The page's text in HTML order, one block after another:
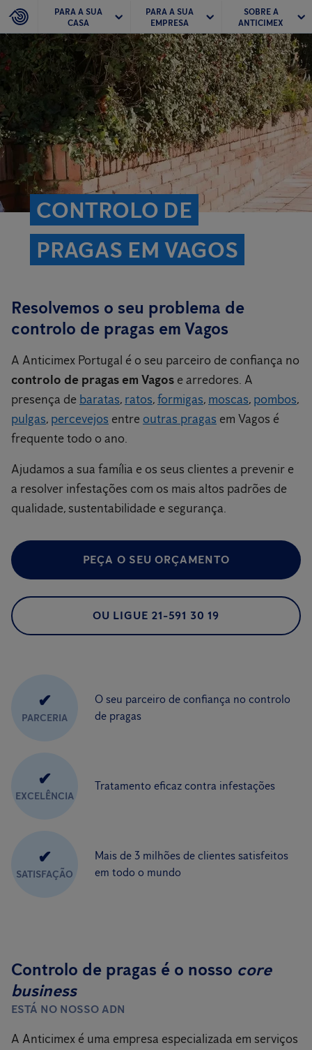
PARA A SUA
CASA
PARA A SUA
EMPRESA
SOBRE A
ANTICIMEX
CONTROLO DE
PRAGAS EM VAGOS
Resolvemos o seu problema de
controlo de pragas em Vagos
A Anticimex Portugal é o seu parceiro de confiança no
controlo de pragas em Vagos e arredores. A
presença de baratas, ratos,formigas, moscas, pombos,
pulgas, percevejos entreoutras pragas em Vagos é
frequente todo o ano.
Ajudamos a sua família e os seus clientes a prevenir e
a resolver infestações com os mais altos padrões de
qualidade, sustentabilidade e segurança.
PEÇA O SEU ORÇAMENTO
OU LIGUE 21-591 30 19
✔
PARCERIA
O seu parceiro de confiança no controlo
de pragas
✔
EXCELÊNCIA
Tratamento eficaz contra infestações
✔
SATISFAÇÃO
Mais de 3 milhões de clientes satisfeitos
em todo o mundo
Controlo de pragas é o nosso core
business
ESTÁ NO NOSSO ADN
A Anticimex é uma empresa especializada em serviços